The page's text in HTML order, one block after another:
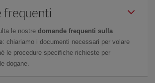
frequenti
le nostre domande frequenti sulla
: chiariamo i documenti necessari per volare
le procedure specifiche richieste per
dogane.